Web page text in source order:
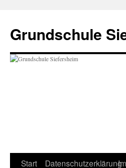
springen
Grundschule
Start Datenschutzerklärung